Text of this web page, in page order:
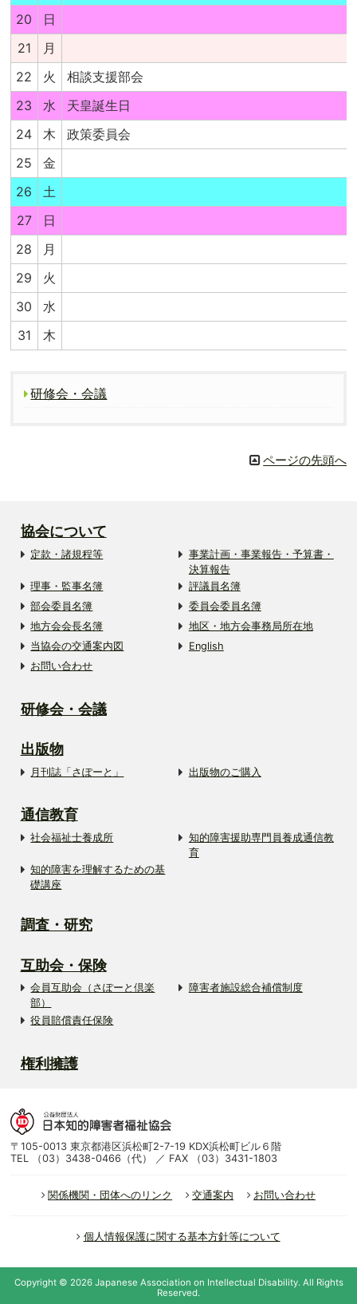
20
日
21
月
22
火
相談支援部会
23
水
天皇誕生日
24
木
政策委員会
25
金
26
土
27
日
28
月
29
火
30
水
31
木
研修会・会議
ページの先頭へ
協会について
定款・諸規程等
事業計画・事業報告・予算書・
決算報告
理事・監事名簿
評議員名簿
部会委員名簿
委員会委員名簿
地方会会長名簿
地区・地方会事務局所在地
当協会の交通案内図
English
お問い合わせ
研修会・会議
出版物
月刊誌「さぽーと」 出版物のご購入
通信教育
社会福祉士養成所
知的障害援助専門員養成通信教
育
知的障害を理解するための基
礎講座
調査・研究
互助会・保険
会員互助会（さぽーと倶楽
部）
障害者施設総合補償制度
役員賠償責任保険
権利擁護
〒105-0013 東京都港区浜松町2-7-19 KDX浜松町ビル６階
TEL （03）3438-0466（代） ／ FAX （03）3431-1803
関係機関・団体へのリンク 交通案内 お問い合わせ
個人情報保護に関する基本方針等について
Copyright © 2026 Japanese Association on Intellectual Disability.All Rights
Reserved.